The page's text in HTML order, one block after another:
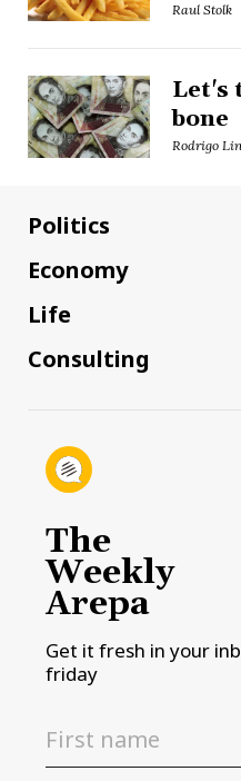
Raul Stolk
Let's
bone
Rodrigo
Politics
Economy
Life
Consulting
The
Weekly
Arepa
Get it fresh in your
friday